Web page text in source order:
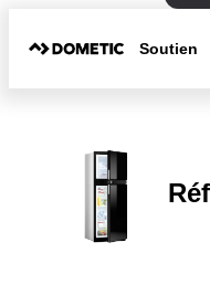
Soutien